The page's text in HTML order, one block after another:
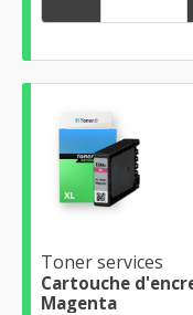
Toner services
Cartouche
Magenta